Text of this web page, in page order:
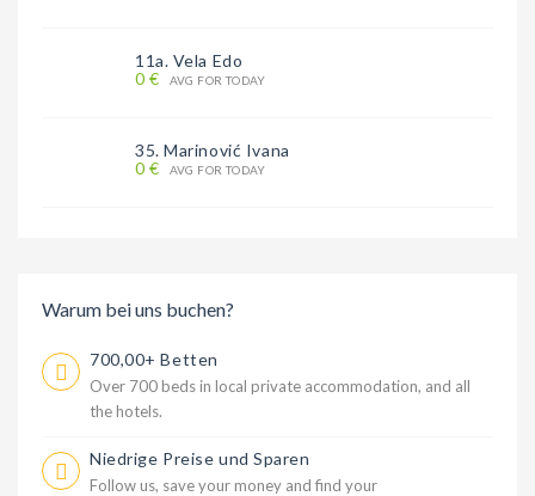
11a. Vela Edo
0 €
AVG FOR TODAY
35. Marinović Ivana
0 €
AVG FOR TODAY
Warum bei uns buchen?
700,00+ Betten
Over 700 beds in local private accommodation, and all
the hotels.
Niedrige Preise und Sparen
Follow us, save your money and find your